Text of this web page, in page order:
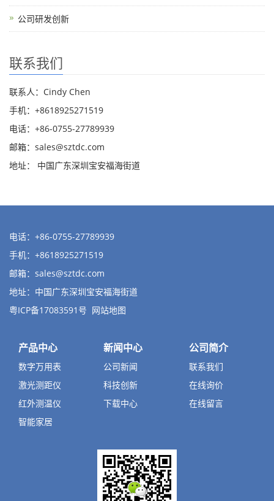
公司研发创新
联系我们
联系人：Cindy Chen
手机：+8618925271519
电话：+86-0755-27789939
邮箱： sales@sztdc.com
地址： 中国广东深圳宝安福海街道
电话：+86-0755-27789939
手机：+8618925271519
邮箱： sales@sztdc.com
地址：中国广东深圳宝安福海街道
粤ICP备17083591号 网站地图
产品中心
数字万用表
激光测距仪
红外测温仪
智能家居
新闻中心
公司新闻
科技创新
下载中心
公司简介
联系我们
在线询价
在线留言